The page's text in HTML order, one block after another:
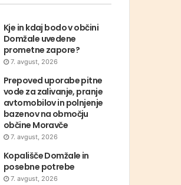
Kje in kdaj bodo v občini
Domžale uvedene
prometne zapore?
7. avgust, 2026
Prepoved uporabe pitne
vode za zalivanje, pranje
avtomobilov in polnjenje
bazenov na območju
občine Moravče
7. avgust, 2026
Kopališče Domžale in
posebne potrebe
7. avgust, 2026